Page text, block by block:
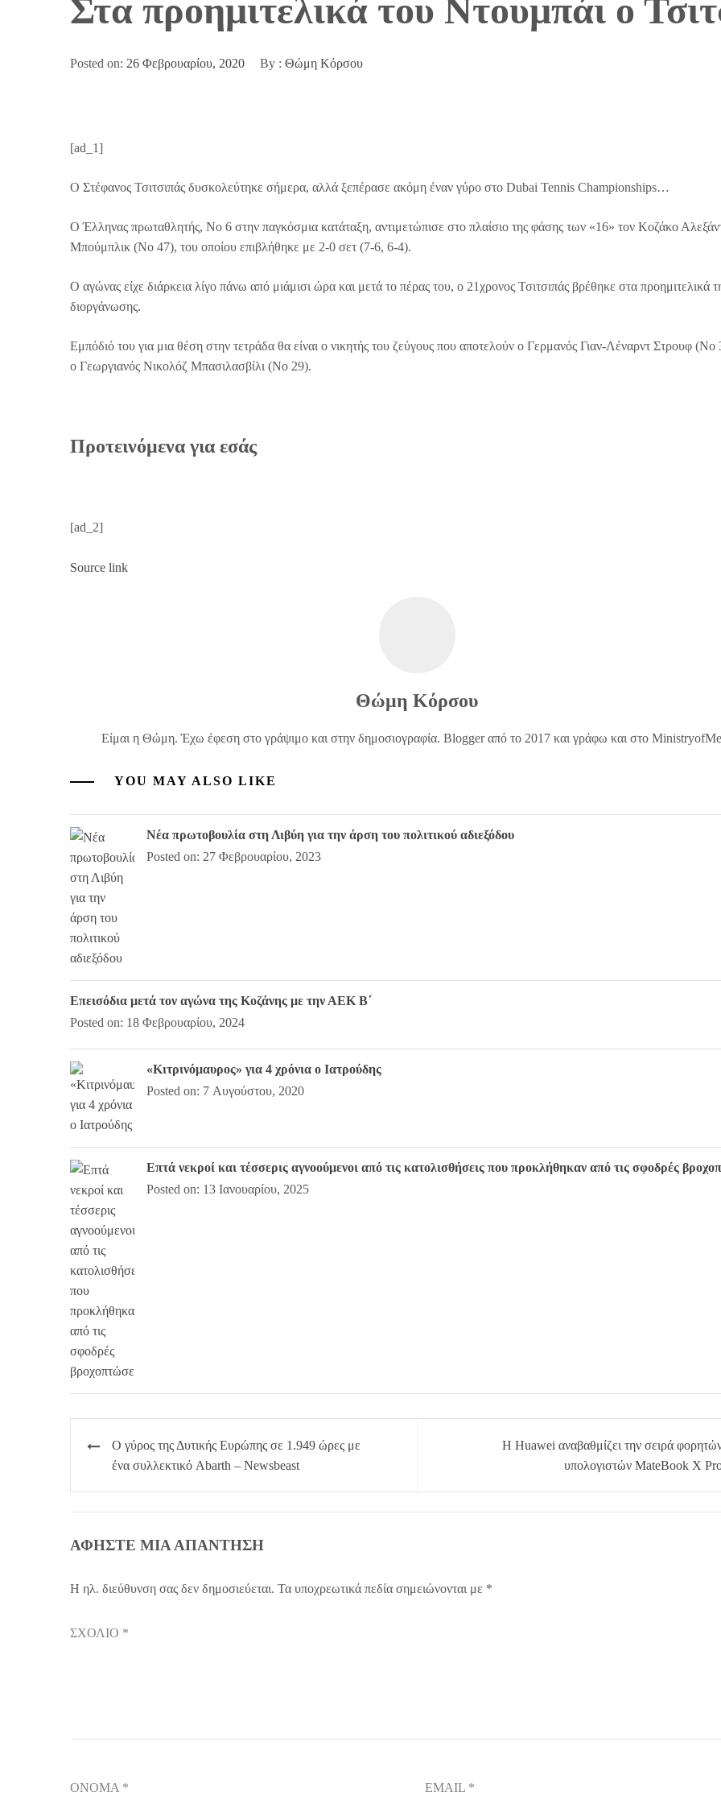
Στα προημιτελικά του Ντουμπάι ο
Posted on: 26 Φεβρουαρίου, 2020 By : Θώμη Κόρσου
[ad_1]
Ο Στέφανος Τσιτσιπάς δυσκολεύτηκε σήμερα, αλλά ξεπέρασε ακόμη έναν γύρο στο Dubai Tennis Championships…
Ο Έλληνας πρωταθλητής, Νο 6 στην παγκόσμια κατάταξη, αντιμετώπισε στο πλαίσιο της φάσης των «16» τον Κοζάκο
Μπούμπλικ (Νο 47), του οποίου επιβλήθηκε με 2-0 σετ (7-6, 6-4).
Ο αγώνας είχε διάρκεια λίγο πάνω από μιάμισι ώρα και μετά το πέρας του, ο 21χρονος Τσιτσιπάς βρέθηκε στα προημιτελικά
διοργάνωσης.
Εμπόδιό του για μια θέση στην τετράδα θα είναι ο νικητής του ζεύγους που αποτελούν ο Γερμανός Γιαν-Λέναρντ Στρουφ (Νο
ο Γεωργιανός Νικολόζ Μπασιλασβίλι (Νο 29).
Προτεινόμενα για εσάς
[ad_2]
Source link
Θώμη Κόρσου
Είμαι η Θώμη. Έχω έφεση στο γράψιμο και στην δημοσιογραφία. Blogger από το 2017 και γράφω και στο
YOU MAY ALSO LIKE
Νέα πρωτοβουλία στη Λιβύη για την άρση του πολιτικού αδιεξόδου
Posted on: 27 Φεβρουαρίου, 2023
Επεισόδια μετά τον αγώνα της Κοζάνης με την ΑΕΚ Β΄
Posted on: 18 Φεβρουαρίου, 2024
«Κιτρινόμαυρος» για 4 χρόνια ο Ιατρούδης
Posted on: 7 Αυγούστου, 2020
Επτά νεκροί και τέσσερις αγνοούμενοι από τις κατολισθήσεις που προκλήθηκαν από τις σφοδρές
Posted on: 13 Ιανουαρίου, 2025
Πλοήγηση
άρθρων
Ο γύρος της Δυτικής Ευρώπης σε 1.949 ώρες με
ένα συλλεκτικό Abarth – Newsbeast
Η Huawei αναβαθμίζει την σειρά
υπολογιστών MateBook X
ΑΦΉΣΤΕ ΜΙΑ ΑΠΆΝΤΗΣΗ
Η ηλ. διεύθυνση σας δεν δημοσιεύεται. Τα υποχρεωτικά πεδία σημειώνονται με *
ΣΧΌΛΙΟ *
ΌΝΟΜΑ * EMAIL *